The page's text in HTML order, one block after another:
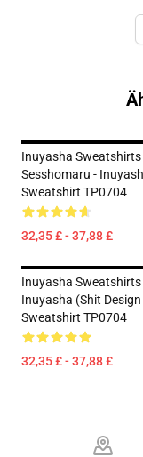
Inuyasha Sweatshirts
Sesshomaru -
Sweatshirt TP0704
32,35 £ - 37,88 £
Inuyasha Sweatshirts
Inuyasha (Shit Design
Sweatshirt TP0704
32,35 £ - 37,88 £